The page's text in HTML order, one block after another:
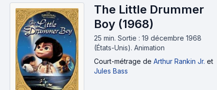
The Little Drummer
Boy (1968)
25 min. Sortie : 19 décembre 1968
(États-Unis). Animation
Court-métrage de Arthur Rankin Jr. et
Jules Bass